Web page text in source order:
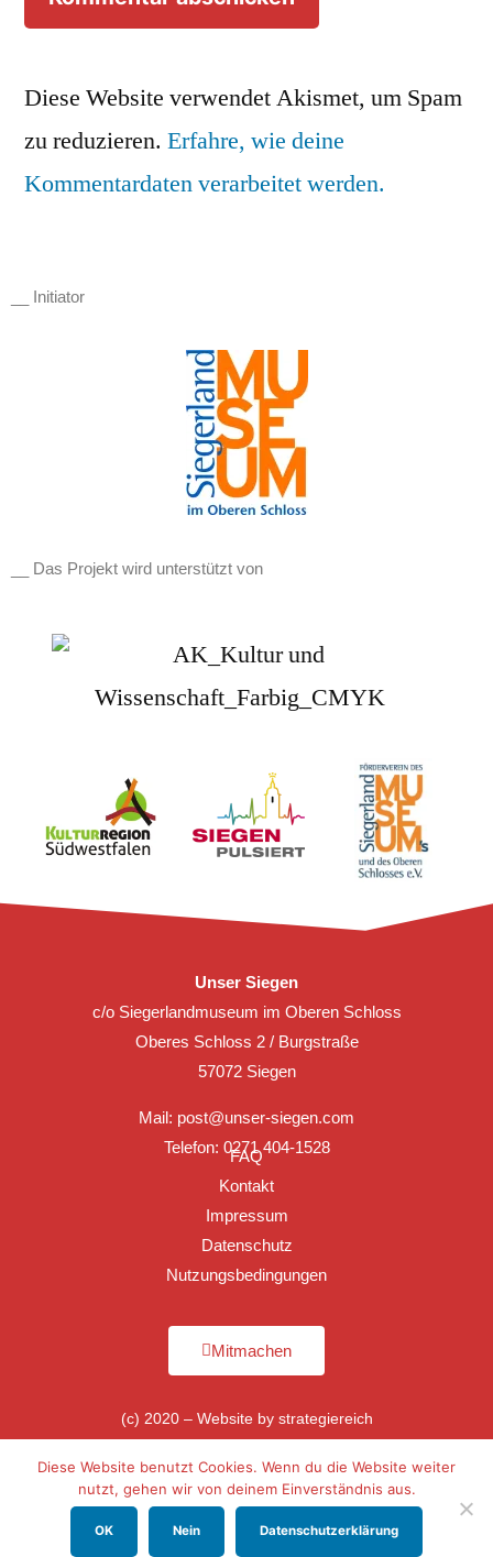
Diese Website verwendet Akismet, um Spam
zu reduzieren. Erfahre, wie deine
Kommentardaten verarbeitet werden.
__ Initiator
__ Das Projekt wird unterstützt von
Unser Siegen
c/o Siegerlandmuseum im Oberen Schloss
Oberes Schloss 2 / Burgstraße
57072 Siegen
Mail: post@unser-siegen.com
Telefon: 0271 404-1528
FAQ
Kontakt
Impressum
Datenschutz
Nutzungsbedingungen
(c) 2020 – Website by strategiereich
Mitmachen
Diese Website benutzt Cookies. Wenn du die Website weiter
nutzt, gehen wir von deinem Einverständnis aus.
OK Nein Datenschutzerklärung